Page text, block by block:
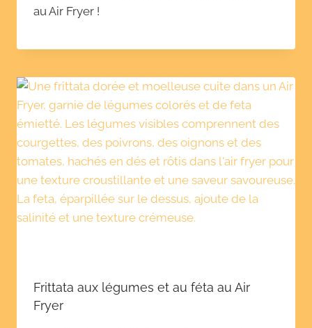
au Air Fryer !
Frittata aux légumes et au féta au Air
Fryer